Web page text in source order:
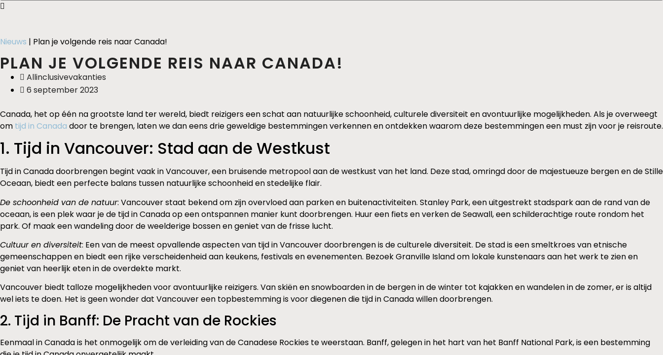
Nieuws | Plan je volgende reis naar Canada!
PLAN JE VOLGENDE REIS NAAR CANADA!
Allinclusivevakanties
6 september 2023
Canada, het op één na grootste land ter wereld, biedt reizigers een schat aan natuurlijke schoonheid, culturele diversiteit en avontuurlijke mogelijkheden. Als je overweegt
om tijd in Canada door te brengen, laten we dan eens drie geweldige bestemmingen verkennen en ontdekken waarom deze bestemmingen een must zijn voor je reisroute.
1. Tijd in Vancouver: Stad aan de Westkust
Tijd in Canada doorbrengen begint vaak in Vancouver, een bruisende metropool aan de westkust van het land. Deze stad, omringd door de majestueuze bergen en de Stille
Oceaan, biedt een perfecte balans tussen natuurlijke schoonheid en stedelijke flair.
De schoonheid van de natuur: Vancouver staat bekend om zijn overvloed aan parken en buitenactiviteiten. Stanley Park, een uitgestrekt stadspark aan de rand van de
oceaan, is een plek waar je de tijd in Canada op een ontspannen manier kunt doorbrengen. Huur een fiets en verken de Seawall, een schilderachtige route rondom het
park. Of maak een wandeling door de weelderige bossen en geniet van de frisse lucht.
Cultuur en diversiteit: Een van de meest opvallende aspecten van tijd in Vancouver doorbrengen is de culturele diversiteit. De stad is een smeltkroes van etnische
gemeenschappen en biedt een rijke verscheidenheid aan keukens, festivals en evenementen. Bezoek Granville Island om lokale kunstenaars aan het werk te zien en
geniet van heerlijk eten in de overdekte markt.
Vancouver biedt talloze mogelijkheden voor avontuurlijke reizigers. Van skiën en snowboarden in de bergen in de winter tot kajakken en wandelen in de zomer, er is altijd
wel iets te doen. Het is geen wonder dat Vancouver een topbestemming is voor diegenen die tijd in Canada willen doorbrengen.
2. Tijd in Banff: De Pracht van de Rockies
Eenmaal in Canada is het onmogelijk om de verleiding van de Canadese Rockies te weerstaan. Banff, gelegen in het hart van het Banff National Park, is een bestemming